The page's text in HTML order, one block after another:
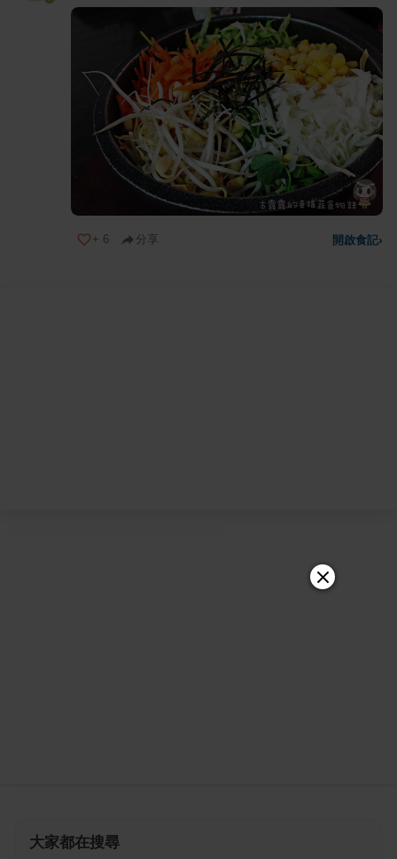
+ 6 分享 開啟食記›
大家都在搜尋